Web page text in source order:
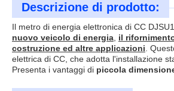
Descrizione di prodotto:
Il metro di energia elettronica di CC
nuovo veicolo di energia il
costruzione ed altre applicazioni
elettrica di CC, che adotta l'installazione
Presenta i vantaggi di piccola